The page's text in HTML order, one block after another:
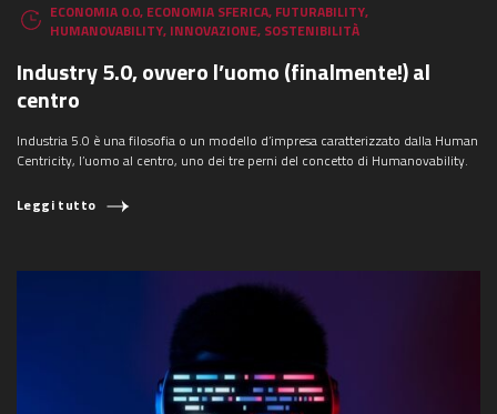
ECONOMIA 0.0, ECONOMIA SFERICA, FUTURABILITY,
HUMANOVABILITY, INNOVAZIONE, SOSTENIBILITÀ
Industry 5.0, ovvero l’uomo (finalmente!) al
centro
Industria 5.0 è una filosofia o un modello d’impresa caratterizzato dalla Human
Centricity, l’uomo al centro, uno dei tre perni del concetto di Humanovability.
Leggi tutto